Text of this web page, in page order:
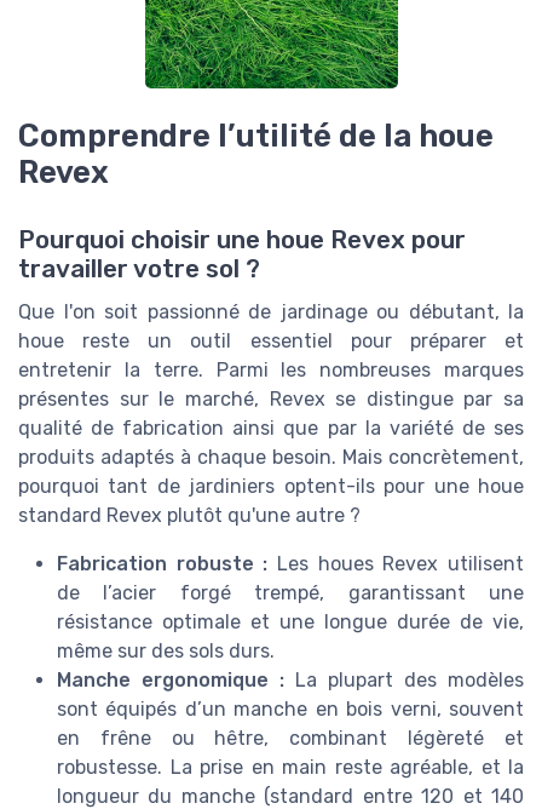
Comprendre l’utilité de la houe
Revex
Pourquoi choisir une houe Revex pour
travailler votre sol ?
Que l'on soit passionné de jardinage ou débutant, la
houe reste un outil essentiel pour préparer et
entretenir la terre. Parmi les nombreuses marques
présentes sur le marché, Revex se distingue par sa
qualité de fabrication ainsi que par la variété de ses
produits adaptés à chaque besoin. Mais concrètement,
pourquoi tant de jardiniers optent-ils pour une houe
standard Revex plutôt qu'une autre ?
Fabrication robuste : Les houes Revex utilisent
de l’acier forgé trempé, garantissant une
résistance optimale et une longue durée de vie,
même sur des sols durs.
Manche ergonomique : La plupart des modèles
sont équipés d’un manche en bois verni, souvent
en frêne ou hêtre, combinant légèreté et
robustesse. La prise en main reste agréable, et la
longueur du manche (standard entre 120 et 140